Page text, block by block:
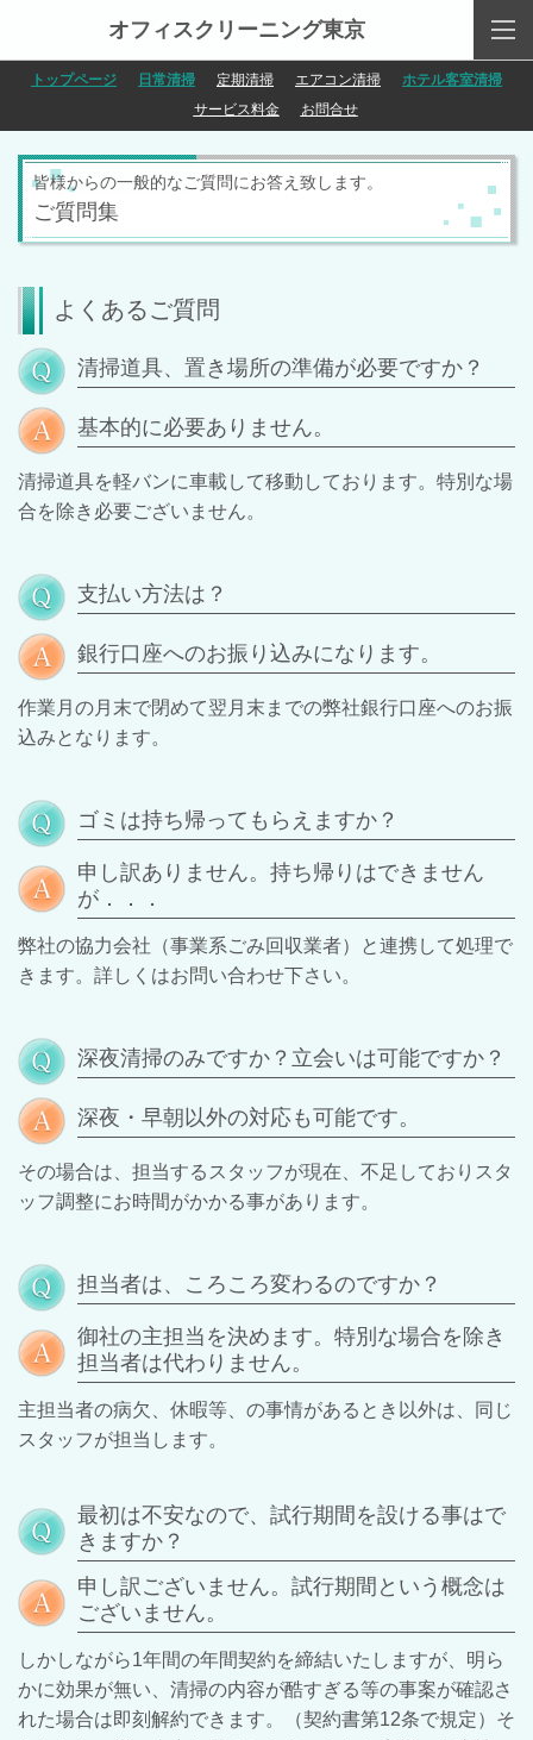
オフィスクリーニング東京
トップページ 日常清掃 定期清掃 エアコン清掃
ホテル客室清掃
サービス料金
お問合せ
皆様からの一般的なご質問にお答え致します。
ご質問集
よくあるご質問
清掃道具、置き場所の準備が必要ですか？
基本的に必要ありません。
清掃道具を軽バンに車載して移動しております。特別な場
合を除き必要ございません。
支払い方法は？
銀行口座へのお振り込みになります。
作業月の月末で閉めて翌月末までの弊社銀行口座へのお振
込みとなります。
ゴミは持ち帰ってもらえますか？
申し訳ありません。持ち帰りはできません
が．．．
弊社の協力会社（事業系ごみ回収業者）と連携して処理で
きます。詳しくはお問い合わせ下さい。
深夜清掃のみですか？立会いは可能ですか？
深夜・早朝以外の対応も可能です。
その場合は、担当するスタッフが現在、不足しておりスタ
ッフ調整にお時間がかかる事があります。
担当者は、ころころ変わるのですか？
御社の主担当を決めます。特別な場合を除き
担当者は代わりません。
主担当者の病欠、休暇等、の事情があるとき以外は、同じ
スタッフが担当します。
最初は不安なので、試行期間を設ける事はで
きますか？
申し訳ございません。試行期間という概念は
ございません。
しかしながら1年間の年間契約を締結いたしますが、明ら
かに効果が無い、清掃の内容が酷すぎる等の事案が確認さ
れた場合は即刻解約できます。（契約書第12条で規定） そ